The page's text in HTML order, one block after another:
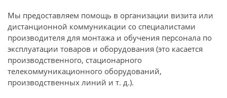
Мы предоставляем помощь в организации визита или
дистанционной коммуникации со специалистами
производителя для монтажа и обучения персонала по
эксплуатации товаров и оборудования (это касается
производственного, стационарного
телекоммуникационного оборудований,
производственных линий и т. д.).